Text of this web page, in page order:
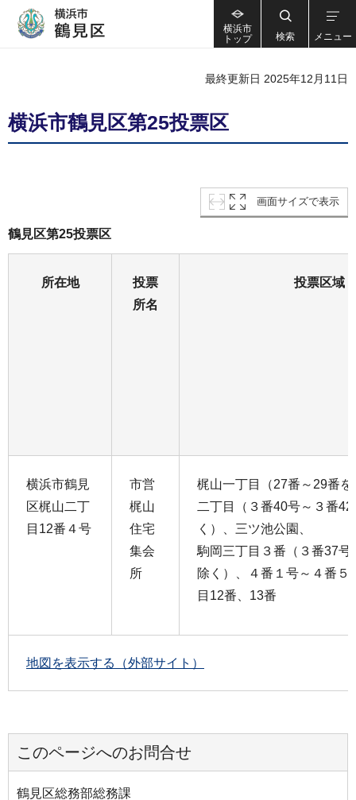
横浜市
トップ
検索 メニュー
最終更新日 2025年12月11日
横浜市鶴見区第25投票区
画面サイズで表示
鶴見区第25投票区
所在地
投票
所名
投票区域
横浜市鶴見
区梶山二丁
目12番４号
市営
梶山
住宅
集会
所
梶山一丁目（27番～29番
二丁目（３番40号～３番
く）、三ツ池公園、
駒岡三丁目３番（３番37号
除く）、４番１号～４番５
目12番、13番
地図を表示する（外部サイト）
このページへのお問合せ
鶴見区総務部総務課